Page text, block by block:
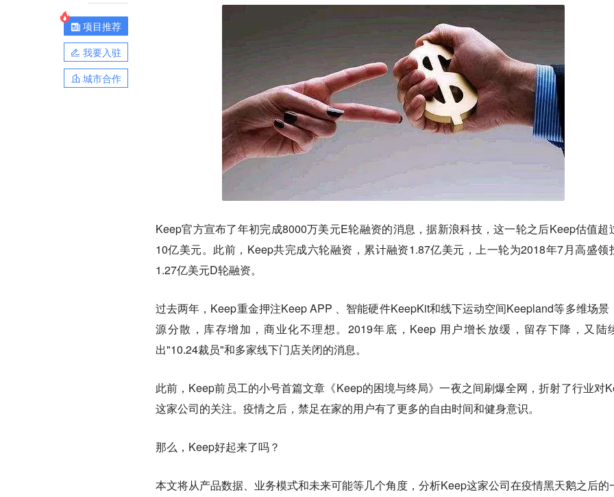
项目推荐
我要入驻
城市合作
Keep官方宣布了年初完成8000万美元E轮融资的消息，据新浪科技，这一轮之后Keep估值超
10亿美元。此前，Keep共完成六轮融资，累计融资1.87亿美元，上一轮为2018年7月高盛领
1.27亿美元D轮融资。
过去两年，Keep重金押注Keep APP 、智能硬件KeepKit和线下运动空间Keepland等多维场景
源分散，库存增加，商业化不理想。2019年底，Keep 用户增长放缓，留存下降，又陆
出"10.24裁员"和多家线下门店关闭的消息。
此前，Keep前员工的小号首篇文章《Keep的困境与终局》一夜之间刷爆全网，折射了行业对
这家公司的关注。疫情之后，禁足在家的用户有了更多的自由时间和健身意识。
那么，Keep好起来了吗？
本文将从产品数据、业务模式和未来可能等几个角度，分析Keep这家公司在疫情黑天鹅之后的